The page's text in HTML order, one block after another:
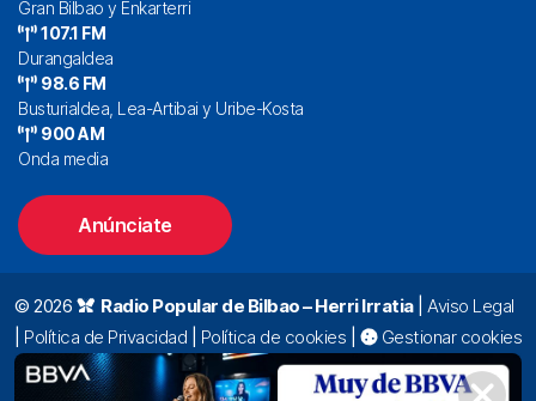
Gran Bilbao y Enkarterri
107.1 FM
Durangaldea
98.6 FM
Busturialdea, Lea-Artibai y Uribe-Kosta
900 AM
Onda media
Anúnciate
© 2026 Radio Popular de Bilbao – Herri Irratia| Aviso Legal
Política de Privacidad Política de cookies
Gestionar cookies
Alda. Mazarredo, 47 – 7º 48009 Bilbao |
94 423 92 00|